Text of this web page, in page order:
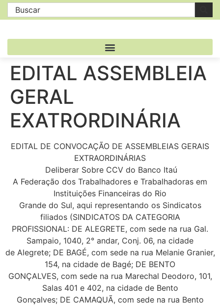
EDITAL ASSEMBLEIA
GERAL
EXATRORDINÁRIA
EDITAL DE CONVOCAÇÃO DE ASSEMBLEIAS GERAIS
EXTRAORDINÁRIAS
Deliberar Sobre CCV do Banco Itaú
A Federação dos Trabalhadores e Trabalhadoras em
Instituições Financeiras do Rio
Grande do Sul, aqui representando os Sindicatos
filiados (SINDICATOS DA CATEGORIA
PROFISSIONAL: DE ALEGRETE, com sede na rua Gal.
Sampaio, 1040, 2° andar, Conj. 06, na cidade
de Alegrete; DE BAGÉ, com sede na rua Melanie Granier,
154, na cidade de Bagé; DE BENTO
GONÇALVES, com sede na rua Marechal Deodoro, 101,
Salas 401 e 402, na cidade de Bento
Gonçalves; DE CAMAQUÃ, com sede na rua Bento